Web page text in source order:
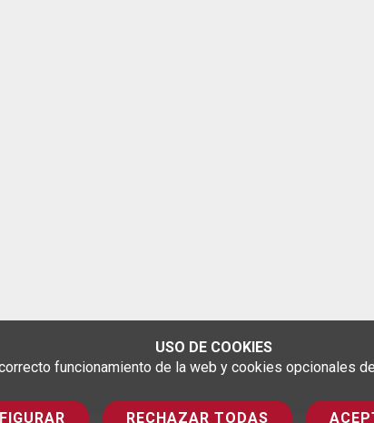
USO DE COOKIES
funcionamiento de la web y cookies opcionales
RECHAZAR TODAS